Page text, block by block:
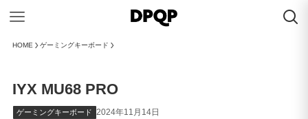
HOME ゲーミングキーボード
IYX MU68 PRO
ゲーミングキーボード 2024年11月14日